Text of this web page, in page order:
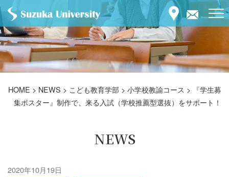
HOME > NEWS > こども教育学部 > 小学校教諭コース >
『学生募
集ポスター』制作で、来る入試（学校推薦型選抜）をサポート！
NEWS
2020年10月19日